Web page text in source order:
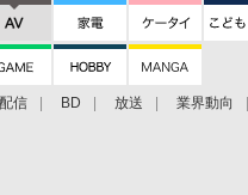
信 BD 放送 業界動向